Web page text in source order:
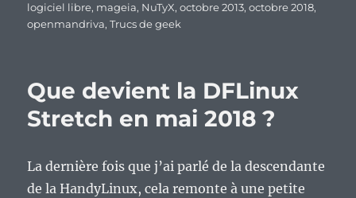
logiciel libre, mageia, NuTyX,octobre 2013,octobre 2018,
openmandriva,Trucs de geek
Que devient la DFLinux
Stretch en mai 2018 ?
La dernière fois que j’ai parlé de la descendante
de la HandyLinux, cela remonte à une petite